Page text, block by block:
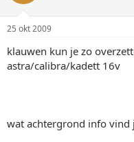
25 okt 2009
klauwen kun je zo
astra/calibra/kadett 16v
wat achtergrond info vind